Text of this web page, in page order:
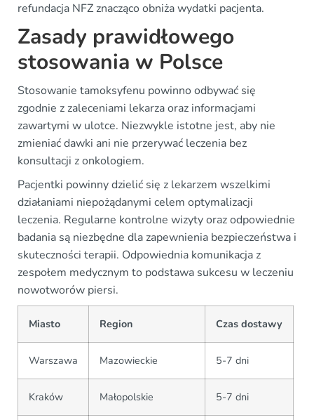
refundacja NFZ znacząco obniża wydatki pacjenta.
Zasady prawidłowego
stosowania w Polsce
Stosowanie tamoksyfenu powinno odbywać się
zgodnie z zaleceniami lekarza oraz informacjami
zawartymi w ulotce. Niezwykle istotne jest, aby nie
zmieniać dawki ani nie przerywać leczenia bez
konsultacji z onkologiem.
Pacjentki powinny dzielić się z lekarzem wszelkimi
działaniami niepożądanymi celem optymalizacji
leczenia. Regularne kontrolne wizyty oraz odpowiednie
badania są niezbędne dla zapewnienia bezpieczeństwa i
skuteczności terapii. Odpowiednia komunikacja z
zespołem medycznym to podstawa sukcesu w leczeniu
nowotworów piersi.
Miasto Region Czas dostawy
Warszawa Mazowieckie 5-7 dni
Kraków Małopolskie 5-7 dni